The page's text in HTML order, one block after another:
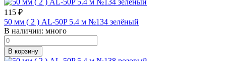
115 ₽
50 мм ( 2 ) AL-50P 5.4 м №134 зелёный
В наличии: много
В корзину